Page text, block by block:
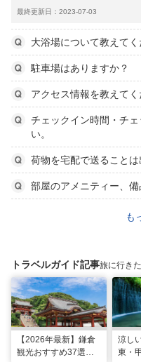
最終更新日：2023-07-03
大浴場について教えて
駐車場はありますか？
アクセス情報を教えてく
チェックイン時間・チ
い。
荷物を宅配で送ることは
部屋のアメニティー、
も
トラベルガイド記事旅に行き
【2026年最新】鎌倉
観光おすすめ37選！
涼し
東・